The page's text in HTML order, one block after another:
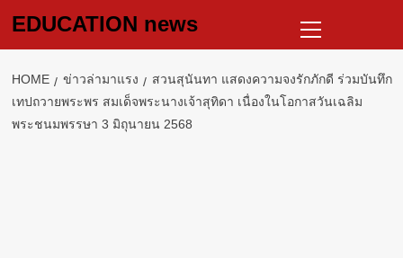
EDUCATION news
Menu
HOME ข่าวล่ามาแรง
สวนสุนันทา แสดงความจงรักภักดี ร่วมบันทึก
เทปถวายพระพร สมเด็จพระนางเจ้าสุทิดา เนื่องในโอกาสวันเฉลิม
พระชนมพรรษา 3 มิถุนายน 2568